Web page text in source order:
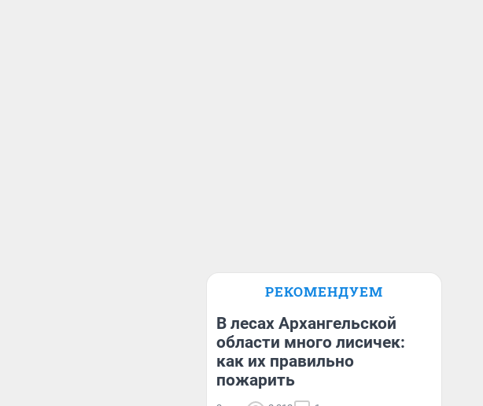
РЕКОМЕНДУЕМ
В лесах Архангельской
области много лисичек:
как их правильно
пожарить